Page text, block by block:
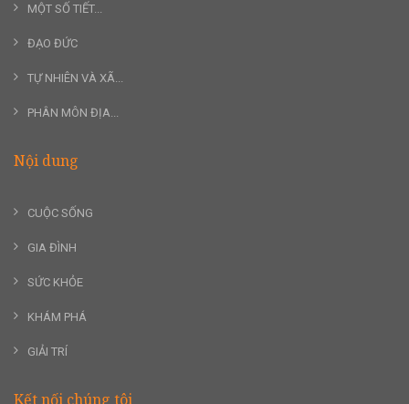
MỘT SỐ TIẾT...
ĐẠO ĐỨC
TỰ NHIÊN VÀ XÃ...
PHÂN MÔN ĐỊA...
Nội dung
CUỘC SỐNG
GIA ĐÌNH
SỨC KHỎE
KHÁM PHÁ
GIẢI TRÍ
Kết nối chúng tôi